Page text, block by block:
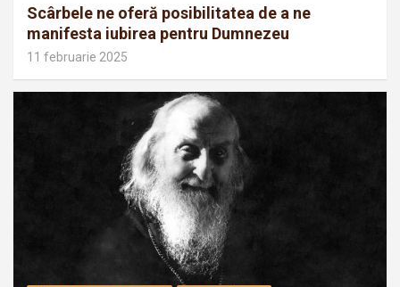
Scârbele ne oferă posibilitatea de a ne
manifesta iubirea pentru Dumnezeu
11 februarie 2025